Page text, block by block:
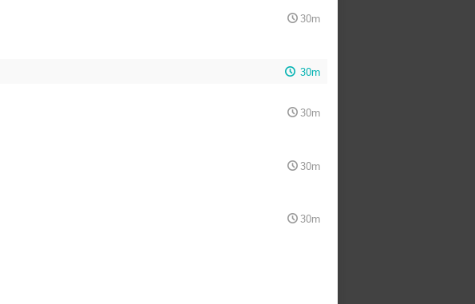
30m
30m
30m
30m
30m